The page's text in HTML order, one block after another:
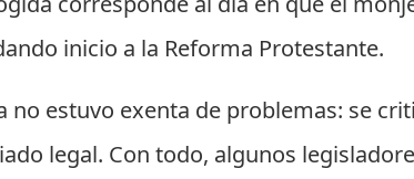
inicio a la Reforma Protestante.
no estuvo exenta de problemas: se
legal. Con todo, algunos